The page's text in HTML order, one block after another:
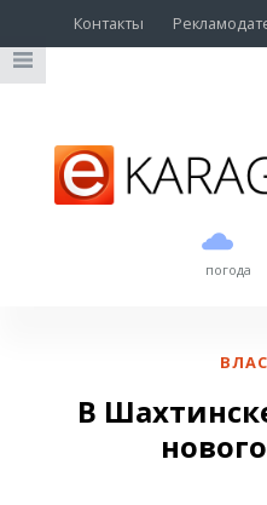
Контакты
погода
USD
EUR
В